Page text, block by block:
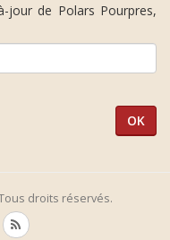
jour de Polars Pourpres,
droits réservés.